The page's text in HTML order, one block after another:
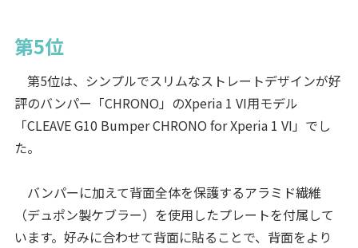
第5位
第5位は、シンプルでスリムなストレートデザインが好
評のバンパー「CHRONO」のXperia 1 VI用モデル
「CLEAVE G10 Bumper CHRONO for Xperia 1 VI」でし
た。
バンパーに加えて背面全体を保護するアラミド繊維
（デュポン製ケブラー）を使用したプレートを付属して
います。好みに合わせて背面に貼ることで、背面をより